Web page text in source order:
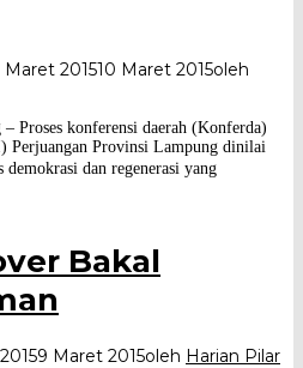
Maret 201510 Maret 2015oleh
Proses konferensi daerah (Konferda)
Perjuangan Provinsi Lampung dinilai
dan regenerasi yang
Bakal
9 Maret 2015oleh Harian Pilar